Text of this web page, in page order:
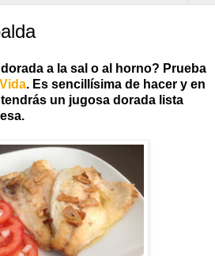
a la sal o al horno? Prueba
. Es sencillísima de hacer y en
un jugosa dorada lista